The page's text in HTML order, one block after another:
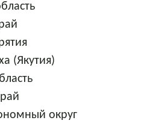
(Якутия)
округ